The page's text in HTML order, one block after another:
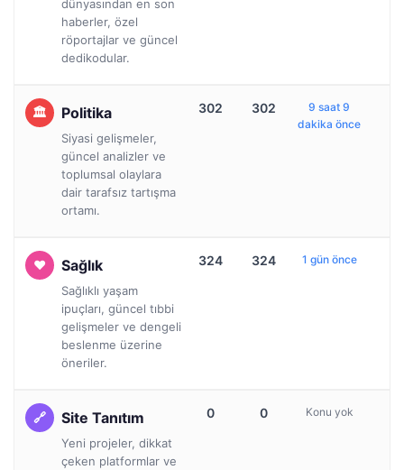
dünyasından en son
haberler, özel
röportajlar ve güncel
dedikodular.
Politika
Siyasi gelişmeler,
güncel analizler ve
toplumsal olaylara
dair tarafsız tartışma
ortamı.
302 302
9 saat 9
dakika önce
Sağlık
Sağlıklı yaşam
ipuçları, güncel tıbbi
gelişmeler ve dengeli
beslenme üzerine
öneriler.
324 324 1 gün önce
Site Tanıtım
Yeni projeler, dikkat
çeken platformlar ve
0 0 Konu yok